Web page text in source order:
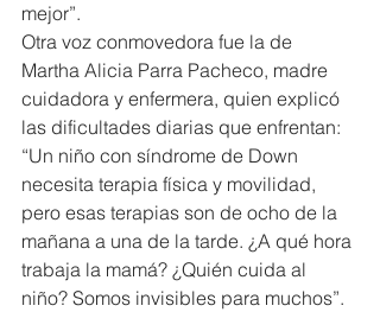
mejor”.
Otra voz conmovedora fue la de
Martha Alicia Parra Pacheco, madre
cuidadora y enfermera, quien explicó
las dificultades diarias que enfrentan:
“Un niño con síndrome de Down
necesita terapia física y movilidad,
pero esas terapias son de ocho de la
mañana a una de la tarde. ¿A qué hora
trabaja la mamá? ¿Quién cuida al
niño? Somos invisibles para muchos”.